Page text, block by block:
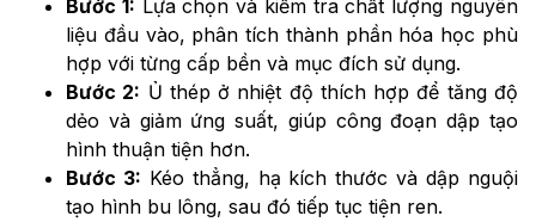
Bước 1: Lựa chọn và kiểm tra chất lượng nguyên
liệu đầu vào, phân tích thành phần hóa học phù
hợp với từng cấp bền và mục đích sử dụng.
Bước 2: Ủ thép ở nhiệt độ thích hợp để tăng độ
dẻo và giảm ứng suất, giúp công đoạn dập tạo
hình thuận tiện hơn.
Bước 3: Kéo thẳng, hạ kích thước và dập nguội
tạo hình bu lông, sau đó tiếp tục tiện ren.